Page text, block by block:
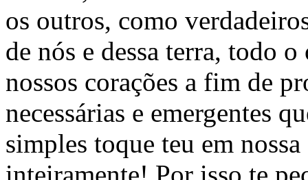
os outros, como
de nós e dessa terra, todo
nossos corações a fim de
necessárias e emergentes
simples toque teu em
inteiramente! Por isso te